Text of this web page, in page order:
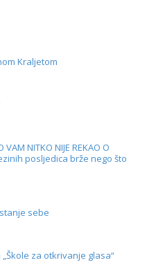
Kraljetom
NITKO NIJE REKAO O
posljedica brže nego što
sebe
za otkrivanje glasa“